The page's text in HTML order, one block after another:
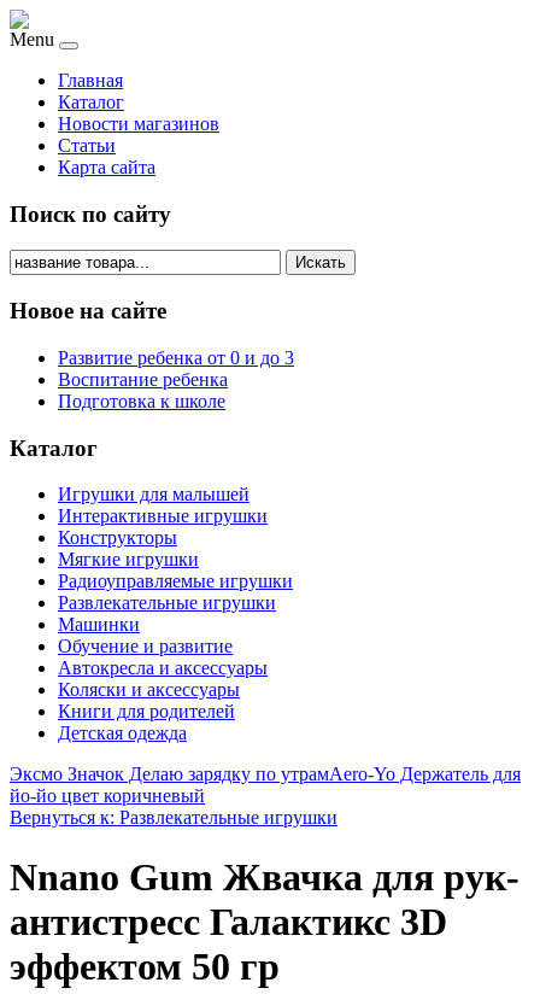
Menu
Главная
Каталог
Новости магазинов
Статьи
Карта сайта
Поиск по сайту
Искать
Новое на сайте
Развитие ребенка от 0 и до 3
Воспитание ребенка
Подготовка к школе
Каталог
Игрушки для малышей
Интерактивные игрушки
Конструкторы
Мягкие игрушки
Радиоуправляемые игрушки
Развлекательные игрушки
Машинки
Обучение и развитие
Автокресла и аксессуары
Коляски и аксессуары
Книги для родителей
Детская одежда
Эксмо Значок Делаю зарядку по утрамAero-Yo Держатель для
йо-йо цвет коричневый
Вернуться к: Развлекательные игрушки
Nnano Gum Жвачка для рук-
антистресс Галактикс 3D
эффектом 50 гр